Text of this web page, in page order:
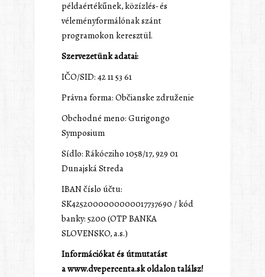
példaértékűnek, közízlés- és
véleményformálónak szánt
programokon keresztül.
Szervezetünk adatai:
IČO/SID: 42 11 53 61
Právna forma: Občianske združenie
Obchodné meno: Gurigongo
Symposium
Sídlo: Rákócziho 1058/17, 929 01
Dunajská Streda
IBAN číslo účtu:
SK4252000000000017737690 / kód
banky: 5200 (OTP BANKA
SLOVENSKO, a.s.)
Információkat és útmutatást
awww.dvepercenta.skoldalon találsz!